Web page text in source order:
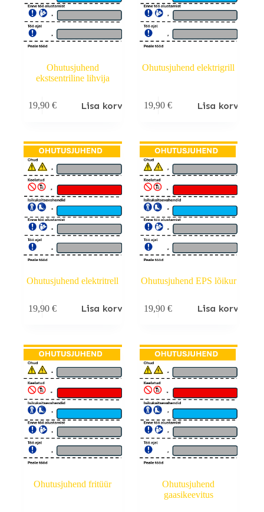
Ohutusjuhend
ekstsentriline lihvija
19,90 € Lisa korvi
Ohutusjuhend elektrigrill
19,90€ Lisa korvi
Ohutusjuhend elektritrell
19,90 € Lisa korvi
Ohutusjuhend EPS lõikur
19,90€ Lisa korvi
Ohutusjuhend fritüür
Ohutusjuhend
gaasikeevitus